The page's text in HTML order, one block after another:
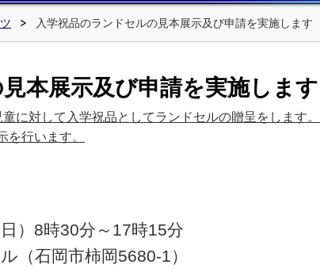
入学祝品のランドセルの見本展示及び申請を実施します
本展示及び申請を実施します
に対して入学祝品としてランドセルの贈呈をします。
行います。
） 8時30分～17時15分
（石岡市柿岡5680-1）